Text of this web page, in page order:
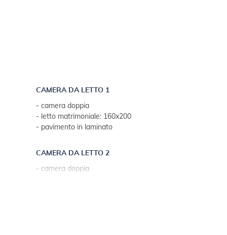
CAMERA DA LETTO 1
- camera doppia
- letto matrimoniale: 160x200
- pavimento in laminato
CAMERA DA LETTO 2
- camera doppia